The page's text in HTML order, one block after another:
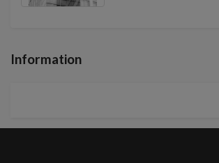
Information